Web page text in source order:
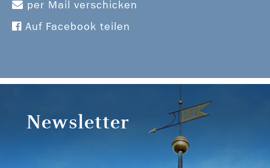
per Mail verschicken
Auf Facebook teilen
Newsletter